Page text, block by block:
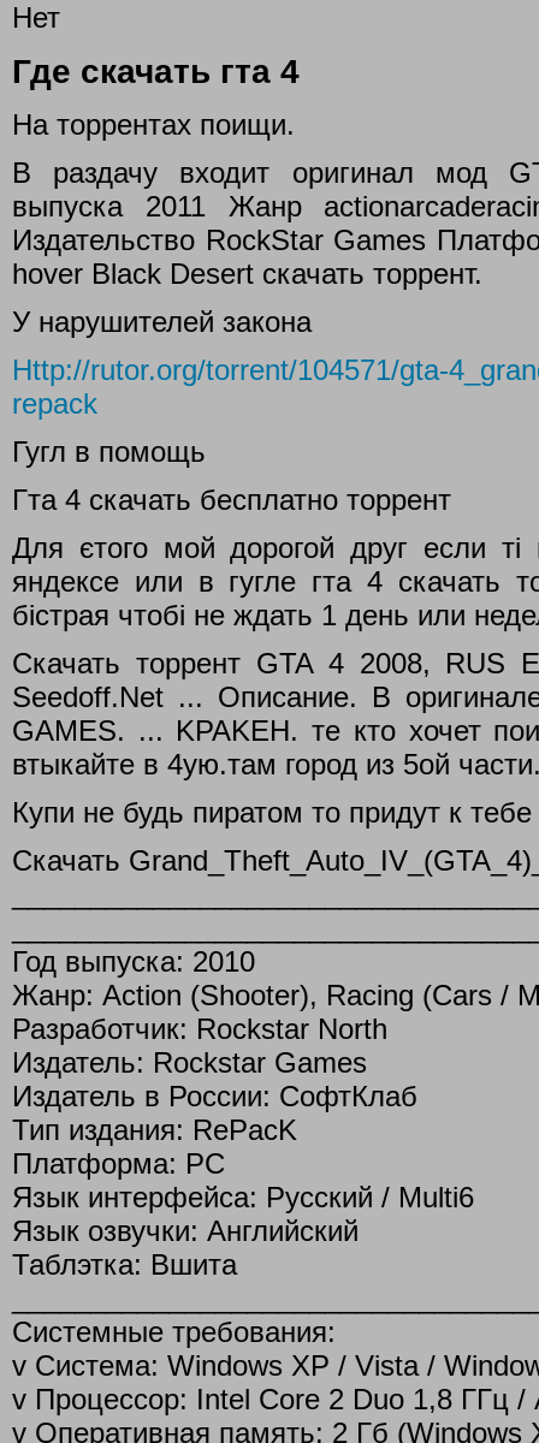
Нет
Где скачать гта 4
На торрентах поищи.
В раздачу входит оригинал мод
выпуска 2011 Жанр
Издательство RockStar Games
hover Black Desert скачать торрент.
У нарушителей закона
Http://rutor.org/torrent/104571/gta-
repack
Гугл в помощь
Гта 4 скачать бесплатно торрент
Для єтого мой дорогой друг если
яндексе или в гугле гта 4 скачать
бістрая чтобі не ждать 1 день или
Скачать торрент GTA 4 2008, RUS
Seedoff.Net ... Описание. В
GAMES. ... KPAKEH. те кто хочет
втыкайте в 4ую.там город из 5ой
Купи не будь пиратом то придут к
Скачать
Год выпуска: 2010
Жанр: Action (Shooter), Racing (Cars /
Разработчик: Rockstar North
Издатель: Rockstar Games
Издатель в России: СофтКлаб
Тип издания: RePacK
Платформа: PC
Язык интерфейса: Русский / Multi6
Язык озвучки: Английский
Таблэтка: Вшита
Системные требования:
v Система: Windows XP / Vista /
v Процессор: Intel Core 2 Duo 1,8 ГГц /
v Оперативная память: 2 Гб (Windows